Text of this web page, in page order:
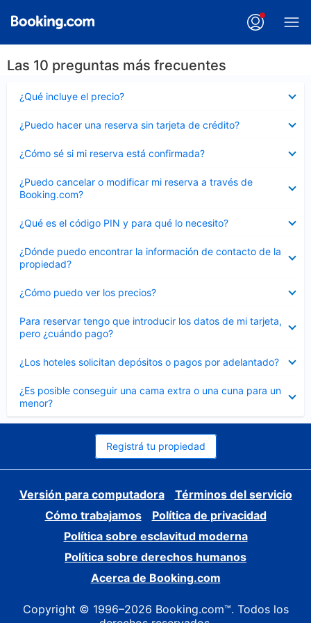
Las 10 preguntas más frecuentes
¿Qué incluye el precio?
cerrado
¿Puedo hacer una reserva sin tarjeta de crédito?
cerrado
¿Cómo sé si mi reserva está confirmada?
cerrado
¿Puedo cancelar o modificar mi reserva a través de
Booking.com?
cerrado
¿Qué es el código PIN y para qué lo necesito?
cerrado
¿Dónde puedo encontrar la información de contacto de la
propiedad?
cerrado
¿Cómo puedo ver los precios?
cerrado
Para reservar tengo que introducir los datos de mi tarjeta,
pero ¿cuándo pago?
cerrado
¿Los hoteles solicitan depósitos o pagos por adelantado?
cerrado
¿Es posible conseguir una cama extra o una cuna para un
menor?
cerrado
Registrá tu propiedad
Versión para computadora
Términos del servicio
Cómo trabajamos
Política de privacidad
Política sobre esclavitud moderna
Política sobre derechos humanos
Acerca de Booking.com
Copyright © 1996–2026 Booking.com™. Todos los